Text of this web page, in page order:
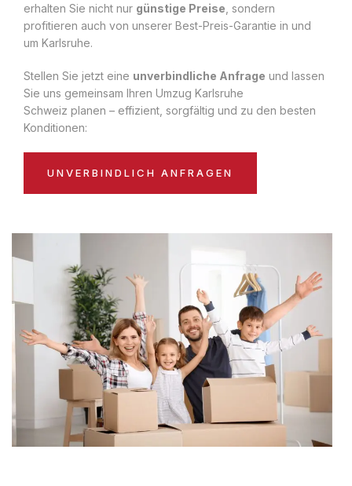
erhalten Sie nicht nur günstige Preise , sondern
profitieren auch von unserer Best-Preis-Garantie in und
um Karlsruhe.
Stellen Sie jetzt eine unverbindliche Anfrage und lassen
Sie uns gemeinsam Ihren Umzug Karlsruhe
Schweiz planen – effizient, sorgfältig und zu den besten
Konditionen:
UNVERBINDLICH ANFRAGEN